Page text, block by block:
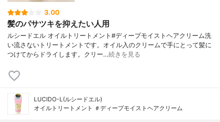
3.00
髪のパサツキを抑えたい人用
ルシードエル オイルトリートメント#ディープモイストヘアクリーム洗
い流さないトリートメントです。オイル入のクリームで手にとって髪に
つけてからドライします。クリー…続きを見る
LUCIDO-L(ルシードエル)
オイルトリートメント ＃ディープモイストヘアクリーム